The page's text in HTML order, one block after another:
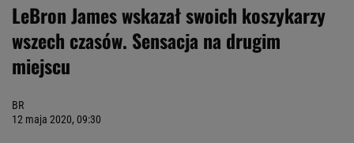
LeBron James wskazał swoich koszykarzy
wszech czasów. Sensacja na drugim
miejscu
BR
12 maja 2020, 09:30